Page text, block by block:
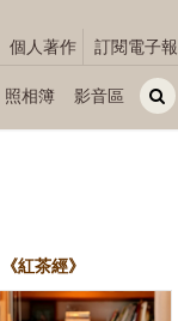
個人著作 訂閱電子報
照相簿 影音區
紅茶經》